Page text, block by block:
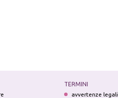
TERMINI
avvertenze legali